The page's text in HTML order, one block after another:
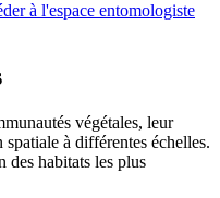
à l'espace entomologiste
végétales, leur
à différentes échelles.
des habitats les plus